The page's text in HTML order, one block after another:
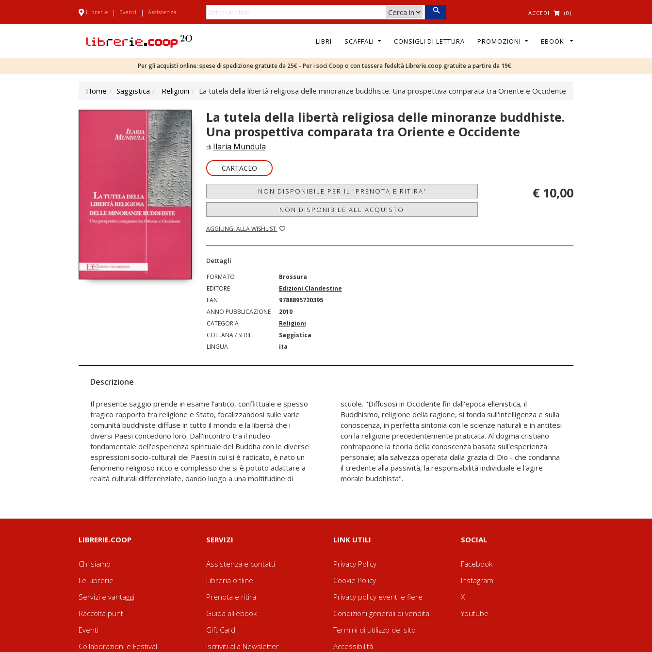
Librerie | Eventi | Assistenza ACCEDI (0)
LIBRI SCAFFALI CONSIGLI DI LETTURA PROMOZIONI EBOOK
Per gli acquisti online: spese di spedizione gratuite da 25€ - Per i soci Coop o con tessera fedeltà Librerie.coop gratuite a partire da 19€.
Home Saggistica Religioni La tutela della libertà religiosa delle minoranze buddhiste. Una prospettiva comparata tra Oriente e Occidente
La tutela della libertà religiosa delle minoranze buddhiste.
Una prospettiva comparata tra Oriente e Occidente
di Ilaria Mundula
CARTACEO
NON DISPONIBILE PER IL 'PRENOTA E RITIRA'
NON DISPONIBILE ALL'ACQUISTO
AGGIUNGI ALLA WISHLIST
€ 10,00
Dettagli
FORMATO
Brossura
EDITORE
Edizioni Clandestine
EAN
9788895720395
ANNO PUBBLICAZIONE
2010
CATEGORIA
Religioni
COLLANA / SERIE
Saggistica
LINGUA
ita
Descrizione
Il presente saggio prende in esame l'antico, conflittuale e spesso
tragico rapporto tra religione e Stato, focalizzandosi sulle varie
comunità buddhiste diffuse in tutto il mondo e la libertà che i
diversi Paesi concedono loro. Dall'incontro tra il nucleo
fondamentale dell'esperienza spirituale del Buddha con le diverse
espressioni socio-culturali dei Paesi in cui si è radicato, è nato un
fenomeno religioso ricco e complesso che si è potuto adattare a
realtà culturali differenziate, dando luogo a una moltitudine di
scuole. "Diffusosi in Occidente fin dall'epoca ellenistica, il
Buddhismo, religione della ragione, si fonda sull'intelligenza e sulla
conoscenza, in perfetta sintonia con le scienze naturali e in antitesi
con la religione precedentemente praticata. Al dogma cristiano
contrappone la teoria della conoscenza basata sull'esperienza
personale; alla salvezza operata dalla grazia di Dio - che condanna
il credente alla passività, la responsabilità individuale e l'agire
morale buddhista".
LIBRERIE.COOP
Chi siamo
Le Librerie
Servizi e vantaggi
Raccolta punti
Eventi
Collaborazioni e Festival
SERVIZI
Assistenza e contatti
Libreria online
Prenota e ritira
Guida all'ebook
Gift Card
Iscriviti alla Newsletter
LINK UTILI
Privacy Policy
Cookie Policy
Privacy policy eventi e fiere
Condizioni generali di vendita
Termini di utilizzo del sito
Accessibilità
SOCIAL
Facebook
Instagram
X
Youtube